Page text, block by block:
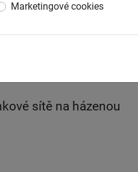
Marketingové cookies
házenou
sítě na házenou